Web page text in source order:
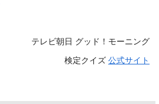
テレビ朝日 グッド！モーニング
検定クイズ 公式サイト